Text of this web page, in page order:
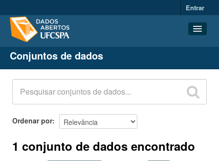
Entrar
Conjuntos de dados
Organizações
Grupos
Sobre
Conjuntos de dados
Ordenar por
1 conjunto de dados encontrado